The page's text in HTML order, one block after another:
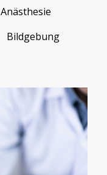
Anästhesie
Bildgebung